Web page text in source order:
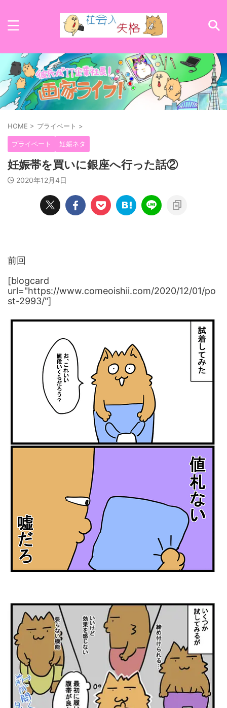
HOME > プライベート >
プライベート 妊娠ネタ
妊娠帯を買いに銀座へ行った話②
2020年12月4日
前回
[blogcard
url="https://www.comeoishii.com/2020/12/01/po
st-2993/"]